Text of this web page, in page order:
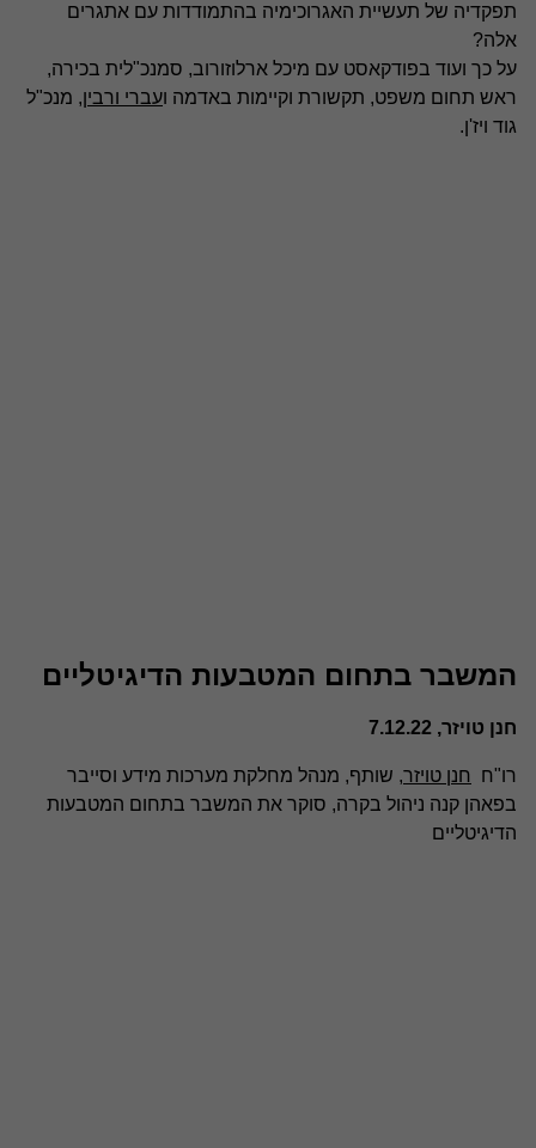
תפקדיה של תעשיית האגרוכימיה בהתמודדות עם אתגרים
אלה?
על כך ועוד בפודקאסט עם מיכל ארלוזורוב, סמנכ"לית בכירה,
ראש תחום משפט, תקשורת וקיימות באדמה ועברי ורבין, מנכ"ל
גוד ויז'ן.
המשבר בתחום המטבעות הדיגיטליים
חנן טויזר, 7.12.22
רו"ח חנן טויזר, שותף, מנהל מחלקת מערכות מידע וסייבר
בפאהן קנה ניהול בקרה, סוקר את המשבר בתחום המטבעות
הדיגיטליים